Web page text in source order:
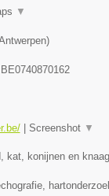
▼
)
BE0740870162
| Screenshot ▼
kat, konijnen en